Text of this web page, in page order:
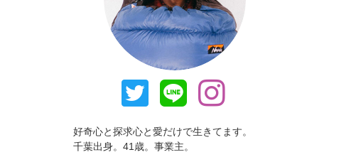
好奇心と探求心と愛だけで生きてます。
千葉出身。41歳。事業主。